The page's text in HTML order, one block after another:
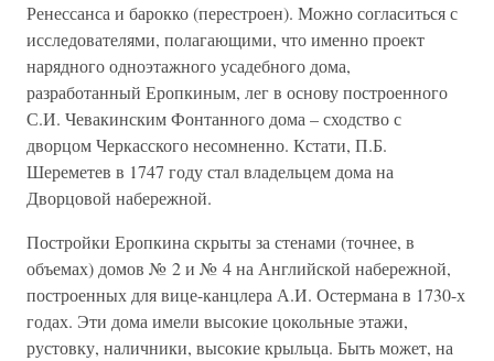
Ренессанса и барокко (перестроен). Можно согласиться с
исследователями, полагающими, что именно проект
нарядного одноэтажного усадебного дома,
разработанный Еропкиным, лег в основу построенного
С.И. Чевакинским Фонтанного дома – сходство с
дворцом Черкасского несомненно. Кстати, П.Б.
Шереметев в 1747 году стал владельцем дома на
Дворцовой набережной.
Постройки Еропкина скрыты за стенами (точнее, в
объемах) домов № 2 и № 4 на Английской набережной,
построенных для вице-канцлера А.И. Остермана в 1730-х
годах. Эти дома имели высокие цокольные этажи,
рустовку, наличники, высокие крыльца. Быть может, на